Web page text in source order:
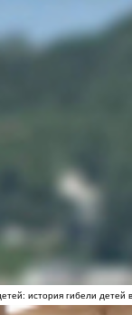
история гибели детей